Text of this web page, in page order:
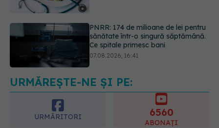
Ce spune culoarea ta preferată
despre vârsta pe care o ai. Care
este "codul cromatic" al generațiilor
URMĂREȘTE-NE ȘI PE:
URMĂRITORI 6560
ABONAȚI